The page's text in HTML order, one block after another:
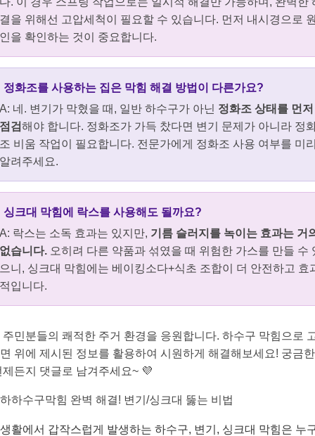
결을 위해선 고압세척이 필요할 수 있습니다. 먼저 내시경으로
인을 확인하는 것이 중요합니다.
정화조를 사용하는 집은 막힘 해결 방법이 다른가요?
A: 네. 변기가 막혔을 때, 일반 하수구가 아닌 정화조 상태를 먼저
점검해야 합니다. 정화조가 가득 찼다면 변기 문제가 아니라 정
조 비움 작업이 필요합니다. 전문가에게 정화조 사용 여부를 미
알려주세요.
싱크대 막힘에 락스를 사용해도 될까요?
A: 락스는 소독 효과는 있지만, 기름 슬러지를 녹이는 효과는 거
없습니다. 오히려 다른 약품과 섞였을 때 위험한 가스를 만들 수
으니, 싱크대 막힘에는 베이킹소다+식초 조합이 더 안전하고 효
적입니다.
주민분들의 쾌적한 주거 환경을 응원합니다. 하수구 막힘으로
위에 제시된 정보를 활용하여 시원하게 해결해보세요! 궁금
제든지 댓글로 남겨주세요~ 💜
하수구막힘 완벽 해결! 변기/싱크대 뚫는 비법
활에서 갑작스럽게 발생하는 하수구, 변기, 싱크대 막힘은 누